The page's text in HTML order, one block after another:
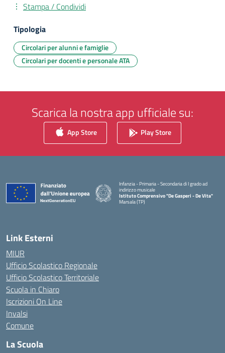
Stampa / Condividi
Tipologia
Circolari per alunni e famiglie
Circolari per docenti e personale ATA
Scarica la nostra app ufficiale su:
App Store Play Store
Infanzia - Primaria - Secondaria di I grado ad
indirizzo musicale
Istituto Comprensivo "De Gasperi - De Vita"
Marsala (TP)
Link Esterni
MIUR
Ufficio Scolastico Regionale
Ufficio Scolastico Territoriale
Scuola in Chiaro
Iscrizioni On Line
Invalsi
Comune
La Scuola